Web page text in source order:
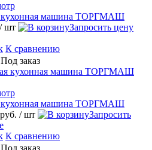
кухонная машина ТОРГМАШ
/ шт
Запросить цену
К сравнению
Под заказ
кухонная машина ТОРГМАШ
/ шт
Запросить
К сравнению
Под заказ